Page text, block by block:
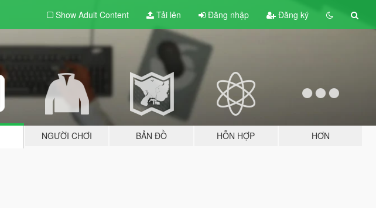
Show Adult Content Tải lên Đăng nhập Đăng ký
NGƯỜI CHƠI BẢN ĐỒ HỖN HỢP HƠN